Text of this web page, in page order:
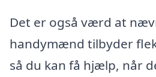
Det er også værd at
handymænd tilbyder
så du kan få hjælp, når